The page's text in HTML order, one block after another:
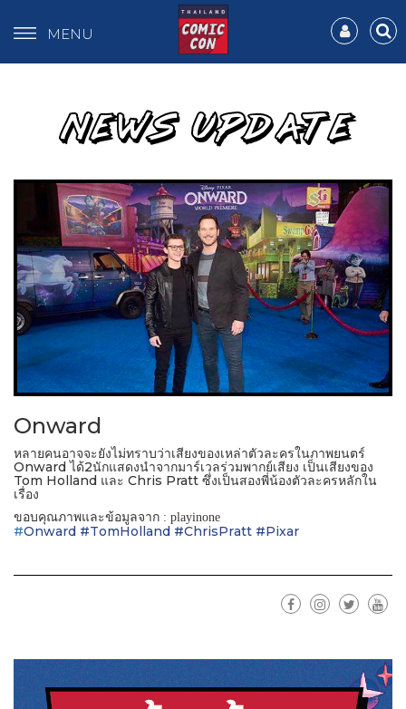
MENU
NEWS UPDATE
Onward
หลายคนอาจจะยังไม่ทราบว่าเสียงของเหล่าตัวละครในภาพยนตร์
Onward ได้2นักแสดงนำจากมาร์เวลร่วมพากย์เสียง เป็นเสียงของ
Tom Holland และ Chris Pratt ซึ่งเป็นสองพี่น้องตัวละครหลักใน
เรื่อง
ขอบคุณภาพและข้อมูลจาก : playinone
#Onward #TomHolland #ChrisPratt #Pixar